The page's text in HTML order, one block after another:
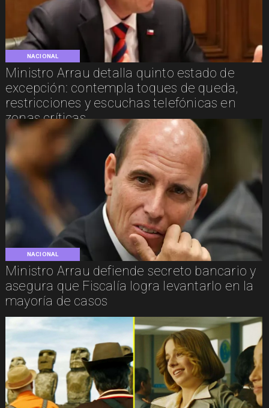
NACIONAL
Ministro Arrau detalla quinto estado de
excepción: contempla toques de queda,
restricciones y escuchas telefónicas en
zonas críticas
NACIONAL
Ministro Arrau defiende secreto bancario y
asegura que Fiscalía logra levantarlo en la
mayoría de casos